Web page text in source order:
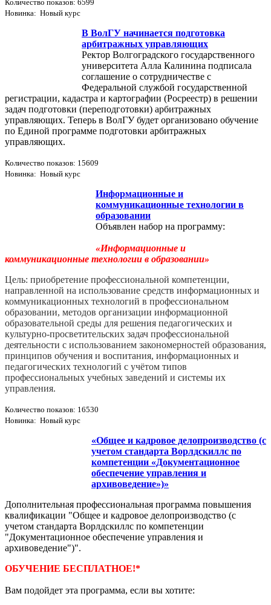
Количество показов: 6599
Новинка: Новый курс
В ВолГУ начинается подготовка
арбитражных управляющих
Ректор Волгоградского государственного
университета Алла Калинина подписала
соглашение о сотрудничестве с
Федеральной службой государственной
регистрации, кадастра и картографии (Росреестр) в решении
задач подготовки (переподготовки) арбитражных
управляющих. Теперь в ВолГУ будет организовано обучение
по Единой программе подготовки арбитражных
управляющих.
Количество показов: 15609
Новинка: Новый курс
Информационные и
коммуникационные технологии в
образовании
Объявлен набор на программу:
«Информационные и
коммуникационные технологии в образовании»
Цель: приобретение профессиональной компетенции,
направленной на использование средств информационных и
коммуникационных технологий в профессиональном
образовании, методов организации информационной
образовательной среды для решения педагогических и
культурно-­просветительских задач профессиональной
деятельности с использованием закономерностей образования,
принципов обучения и воспитания, информационных и
педагогических технологий с учётом типов
профессиональных учебных заведений и системы их
управления.
Количество показов: 16530
Новинка: Новый курс
«Общее и кадровое делопроизводство (с
учетом стандарта Ворлдскиллс по
компетенции «Документационное
обеспечение управления и
архивоведение»)»
Дополнительная профессиональная программа повышения
квалификации "Общее и кадровое делопроизводство (с
учетом стандарта Ворлдскиллс по компетенции
"Документационное обеспечение управления и
архивоведение")".
ОБУЧЕНИЕ БЕСПЛАТНОЕ!*
Вам подойдет эта программа, если вы хотите: